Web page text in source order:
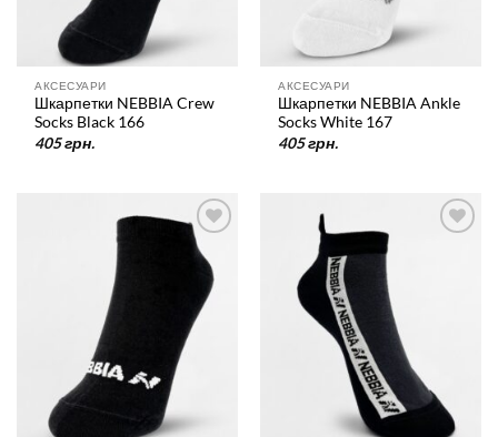
АКСЕСУАРИ
Шкарпетки NEBBIA Crew
Socks Black 166
405грн.
АКСЕСУАРИ
Шкарпетки NEBBIA Ankle
Socks White 167
405грн.
У
список
бажань